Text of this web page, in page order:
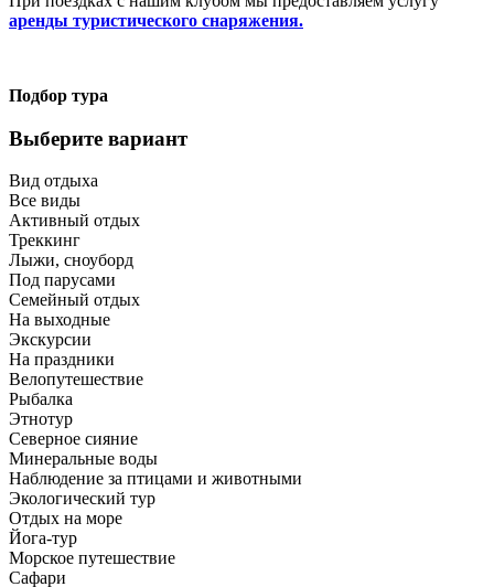
аренды туристического снаряжения.
Подбор тура
Выберите вариант
Вид отдыха
Все виды
Активный отдых
Треккинг
Лыжи, сноуборд
Под парусами
Семейный отдых
На выходные
Экскурсии
На праздники
Велопутешествие
Рыбалка
Этнотур
Северное сияние
Минеральные воды
Наблюдение за птицами и животными
Экологический тур
Отдых на море
Йога-тур
Морское путешествие
Сафари